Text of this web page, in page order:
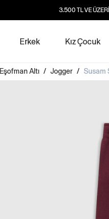
3.500 TL VE
Erkek Kız Çocuk
Eşofman Altı / Jogger / Susam